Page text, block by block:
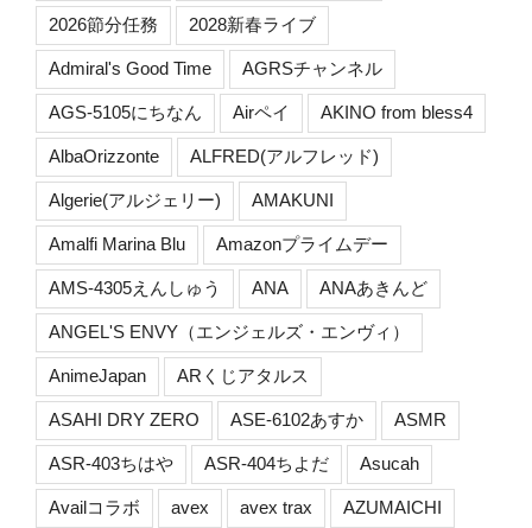
2026節分任務 2028新春ライブ
Admiral's Good Time AGRSチャンネル
AGS-5105にちなん Airペイ AKINO from bless4
AlbaOrizzonte ALFRED(アルフレッド)
Algerie(アルジェリー) AMAKUNI
Amalfi Marina Blu Amazonプライムデー
AMS-4305えんしゅう ANA ANAあきんど
ANGEL'S ENVY（エンジェルズ・エンヴィ）
AnimeJapan ARくじアタルス
ASAHI DRY ZERO ASE-6102あすか ASMR
ASR-403ちはや ASR-404ちよだ Asucah
Availコラボ avex avex trax AZUMAICHI